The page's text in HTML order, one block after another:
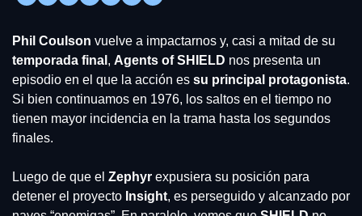
Phil Coulson vuelve a impactarnos y, casi a mitad de su
temporada final , Agents of SHIELD nos presenta un
episodio en el que la acción es su principal protagonista.
Si bien continuamos en 1976, los saltos en el tiempo no
tienen mayor incidencia en la trama hasta los segundos
finales.
Luego de que el Zephyr expusiera su posición para
detener el proyecto Insight, es perseguido y alcanzado por